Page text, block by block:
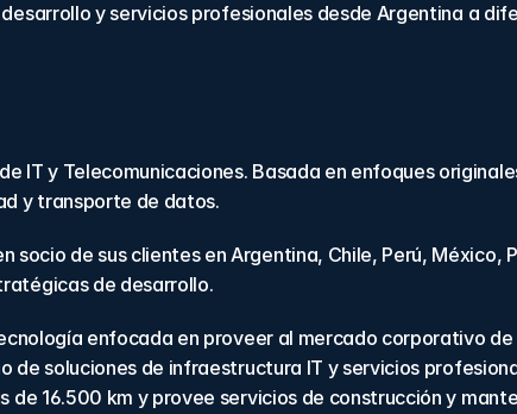
y servicios profesionales desde Argentina a
IT y Telecomunicaciones. Basada en enfoques
y transporte de datos.
socio de sus clientes en Argentina, Chile, Perú, México,
de desarrollo.
enfocada en proveer al mercado corporativo
de soluciones de infraestructura IT y servicios
de 16.500 km y provee servicios de construcción y